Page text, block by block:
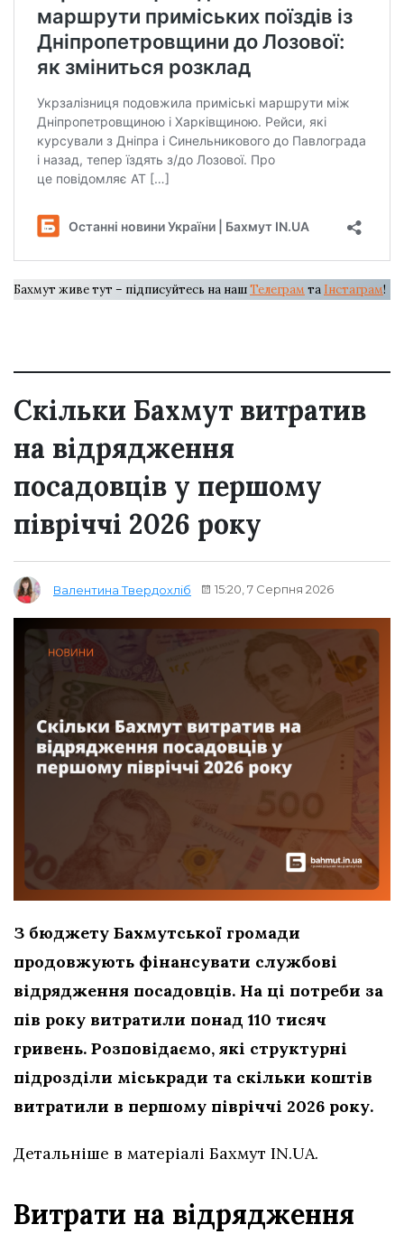
Бахмут живе тут – підписуйтесь на нашТелеграм та Інстаграм!
Скільки Бахмут витратив
на відрядження
посадовців у першому
півріччі 2026 року
Валентина Твердохліб 15:20, 7 Серпня 2026
З бюджету Бахмутської громади
продовжують фінансувати службові
відрядження посадовців. На ці потреби за
пів року витратили понад 110 тисяч
гривень. Розповідаємо, які структурні
підрозділи міськради та скільки коштів
витратили в першому півріччі 2026 року.
Детальніше в матеріалі Бахмут IN.UA.
Витрати на відрядження